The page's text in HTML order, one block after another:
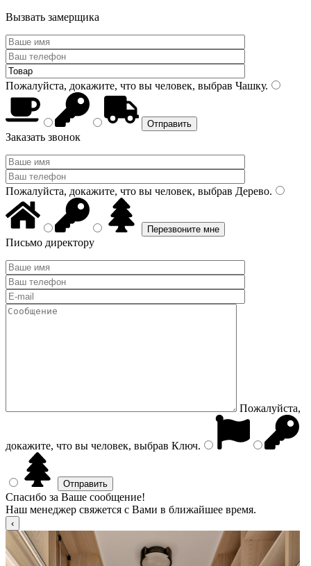
Вызвать замерщика
Пожалуйста, докажите, что вы человек, выбрав Чашку.
Заказать звонок
Пожалуйста, докажите, что вы человек, выбрав Дерево.
Письмо директору
Пожалуйста,
докажите, что вы человек, выбрав Ключ.
Спасибо за Ваше сообщение!
Наш менеджер свяжется с Вами в ближайшее время.